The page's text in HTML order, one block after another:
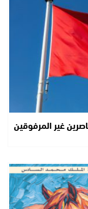
غير المرفوقين